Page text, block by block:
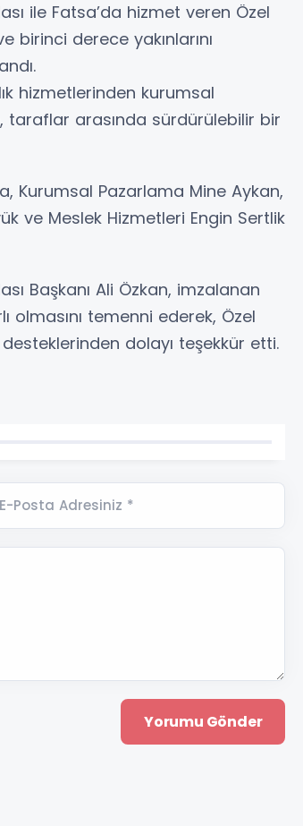
ile Fatsa’da hizmet veren Özel
birinci derece yakınlarını
hizmetlerinden kurumsal
arasında sürdürülebilir bir
Kurumsal Pazarlama Mine Aykan,
ve Meslek Hizmetleri Engin Sertlik
Başkanı Ali Özkan, imzalanan
olmasını temenni ederek, Özel
dolayı teşekkür etti.
E-Posta Adresiniz *